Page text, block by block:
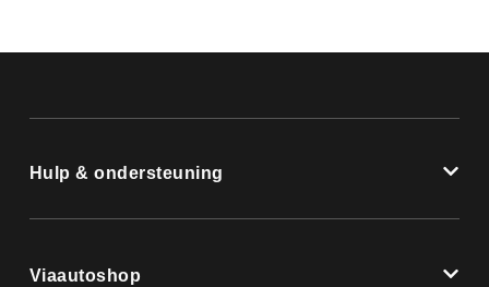
Hulp & ondersteuning
Viaautoshop